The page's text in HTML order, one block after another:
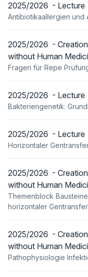
2025/2026 - Lecture
Antibiotikaallergien und
2025/2026 -
without Human
Fragen für Repe
2025/2026 - Lecture
Bakteriengenetik:
2025/2026 - Lecture
Horizontaler
2025/2026 -
without Human
Themenblock
horizontaler Gentransfer
2025/2026 -
without Human
Pathophysiologie